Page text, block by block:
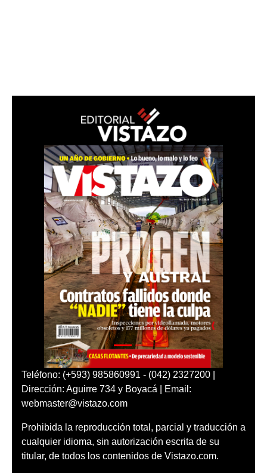
Teléfono: (+593) 985860991 - (042) 2327200 |
Dirección: Aguirre 734 y Boyacá | Email:
webmaster@vistazo.com
Prohibida la reproducción total, parcial y traducción a
cualquier idioma, sin autorización escrita de su
titular, de todos los contenidos de Vistazo.com.